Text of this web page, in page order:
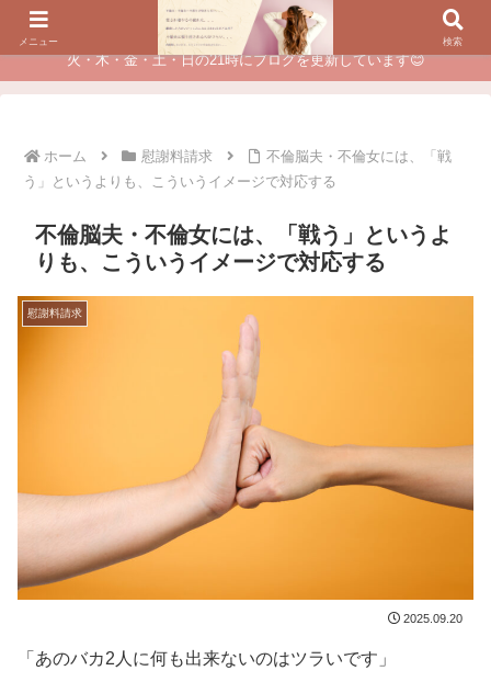
夫に不倫されたつらい経験が、あなたのチャンスに変わるカウンセリング
火・木・金・土・日の21時にブログを更新しています😊
ホーム 慰謝料請求
不倫脳夫・不倫女には、「戦
う」というよりも、こういうイメージで対応する
不倫脳夫・不倫女には、「戦う」というよ
りも、こういうイメージで対応する
慰謝料請求
2025.09.20
「あのバカ2人に何も出来ないのはツラいです」
メニュー 検索